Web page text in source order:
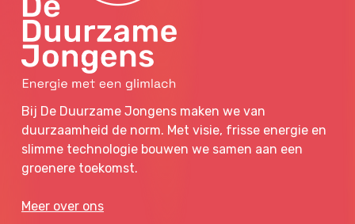
Bij De Duurzame Jongens maken we van
duurzaamheid de norm. Met visie, frisse energie en
slimme technologie bouwen we samen aan een
groenere toekomst.
Meer over ons